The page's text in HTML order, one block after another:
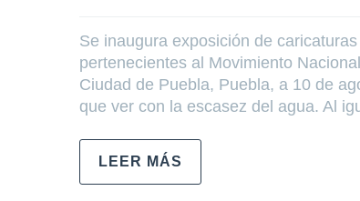
Se inaugura exposición de
pertenecientes al Movimiento
Ciudad de Puebla, Puebla, a 10 de
que ver con la escasez del agua. Al
LEER MÁS